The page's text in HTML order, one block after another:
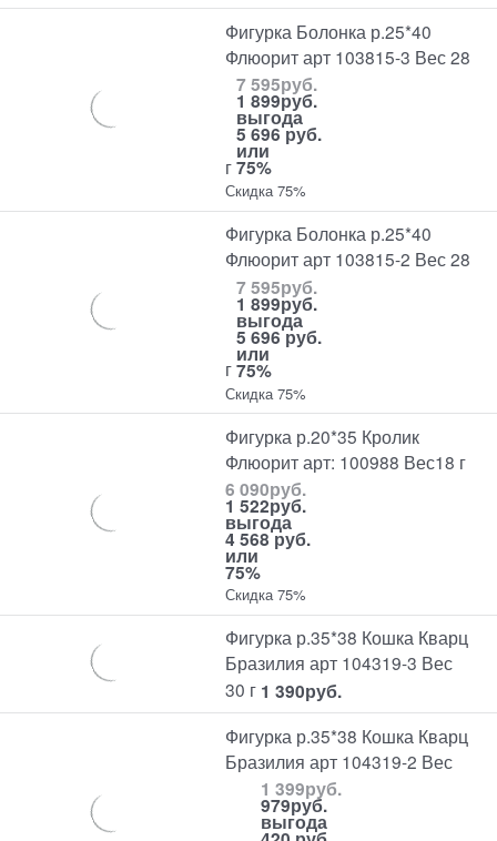
Фигурка Болонка р.25*40
Флюорит арт 103815-3 Вес 28
г
7 595руб.
1 899руб.
выгода
5 696 руб.
или
75%
Скидка 75%
Фигурка Болонка р.25*40
Флюорит арт 103815-2 Вес 28
г
7 595руб.
1 899руб.
выгода
5 696 руб.
или
75%
Скидка 75%
Фигурка р.20*35 Кролик
Флюорит арт: 100988 Вес18 г
6 090руб.
1 522руб.
выгода
4 568 руб.
или
75%
Скидка 75%
Фигурка р.35*38 Кошка Кварц
Бразилия арт 104319-3 Вес
30 г 1 390руб.
Фигурка р.35*38 Кошка Кварц
Бразилия арт 104319-2 Вес
1 399руб.
979руб.
выгода